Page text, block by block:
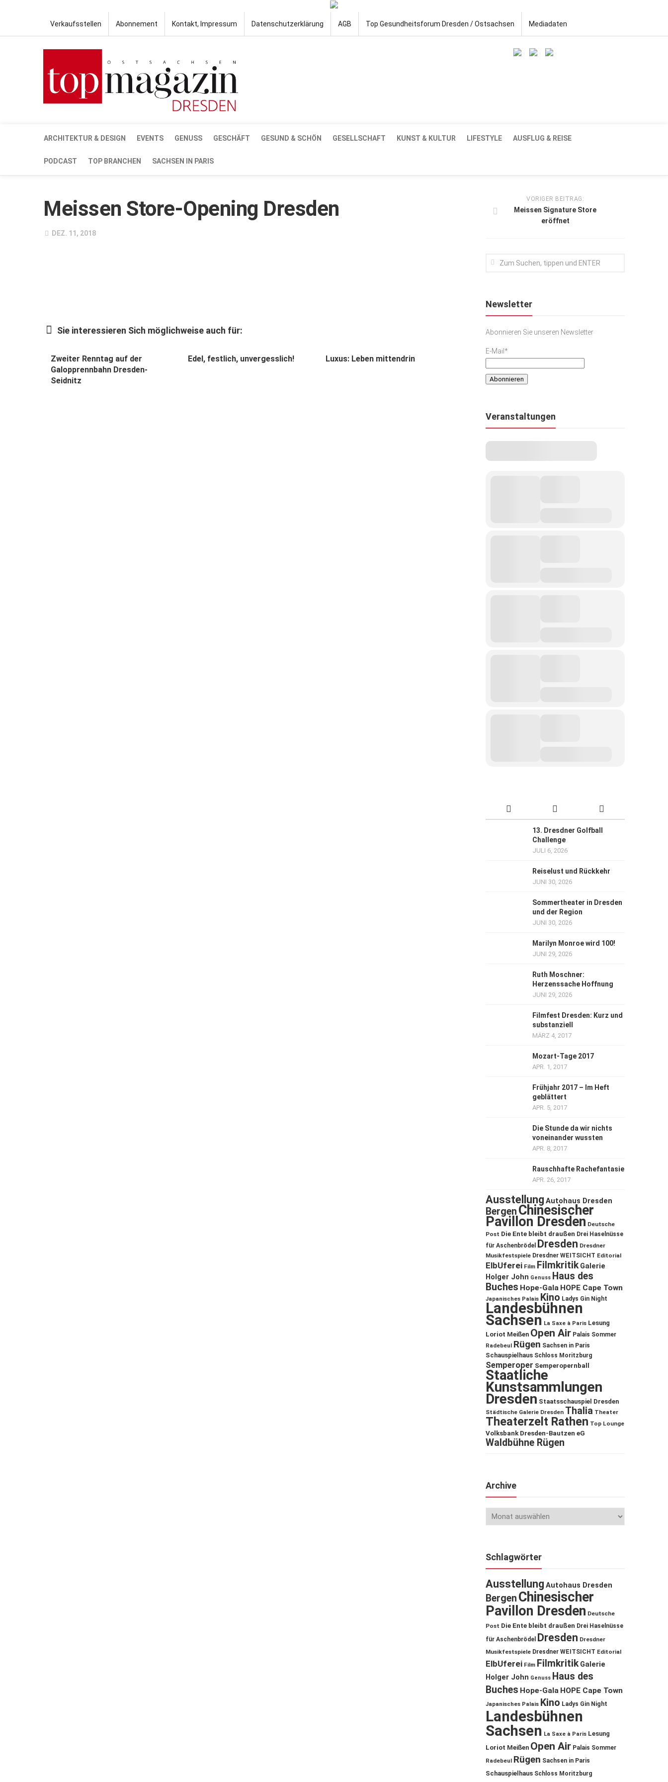
Verkaufsstellen Abonnement Kontakt, Impressum Datenschutzerklärung AGB Top Gesundheitsforum Dresden / Ostsachsen Mediadaten
ARCHITEKTUR & DESIGN EVENTS GENUSS GESCHÄFT GESUND & SCHÖN GESELLSCHAFT KUNST & KULTUR LIFESTYLE AUSFLUG & REISE
PODCAST TOP BRANCHEN SACHSEN IN PARIS
Meissen Store-Opening Dresden
DEZ. 11, 2018
Sie interessieren Sich möglichweise auch für:
Zweiter Renntag auf der
Galopprennbahn Dresden-
Seidnitz
Edel, festlich, unvergesslich! Luxus: Leben mittendrin
VORIGER BEITRAG:
Meissen Signature Store
eröffnet
Newsletter
Abonnieren Sie unseren Newsletter
E-Mail*
Veranstaltungen
13. Dresdner Golfball
Challenge
JULI 6, 2026
Reiselust und Rückkehr
JUNI 30, 2026
Sommertheater in Dresden
und der Region
JUNI 30, 2026
Marilyn Monroe wird 100!
JUNI 29, 2026
Ruth Moschner:
Herzenssache Hoffnung
JUNI 29, 2026
Filmfest Dresden: Kurz und
substanziell
MÄRZ 4, 2017
Mozart-Tage 2017
APR. 1, 2017
Frühjahr 2017 – Im Heft
geblättert
APR. 5, 2017
Die Stunde da wir nichts
voneinander wussten
APR. 8, 2017
Rauschhafte Rachefantasie
APR. 26, 2017
Ausstellung Autohaus Dresden
Bergen Chinesischer
Pavillon Dresden Deutsche
Post Die Ente bleibt draußen Drei Haselnüsse
für Aschenbrödel
Dresden Dresdner
Musikfestspiele Dresdner WEITSICHT Editorial
ElbUferei Film Filmkritik Galerie
Holger John Genuss Haus des
Buches Hope-Gala HOPE Cape Town
Japanisches Palais Kino Ladys Gin Night
Landesbühnen
Sachsen La Saxe à Paris Lesung
Loriot Meißen Open Air Palais Sommer
Radebeul Rügen Sachsen in Paris
Schauspielhaus Schloss Moritzburg
Semperoper Semperopernball
Staatliche
Kunstsammlungen
Dresden Staatsschauspiel Dresden
Städtische Galerie Dresden Thalia Theater
Theaterzelt Rathen Top Lounge
Volksbank Dresden-Bautzen eG
Waldbühne Rügen
Archive
Schlagwörter
Ausstellung Autohaus Dresden
Bergen Chinesischer
Pavillon Dresden Deutsche
Post Die Ente bleibt draußen Drei Haselnüsse
für Aschenbrödel
Dresden Dresdner
Musikfestspiele Dresdner WEITSICHT Editorial
ElbUferei Film Filmkritik Galerie
Holger John Genuss Haus des
Buches Hope-Gala HOPE Cape Town
Japanisches Palais Kino Ladys Gin Night
Landesbühnen
Sachsen La Saxe à Paris Lesung
Loriot Meißen Open Air Palais Sommer
Radebeul Rügen Sachsen in Paris
Schauspielhaus Schloss Moritzburg